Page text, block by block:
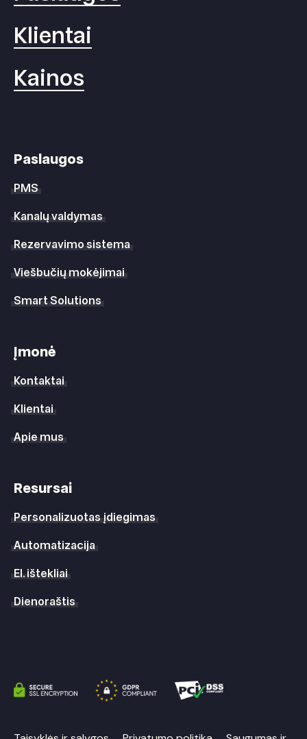
Klientai
Kainos
Paslaugos
PMS
Kanalų valdymas
Rezervavimo sistema
Viešbučių mokėjimai
Smart Solutions
Įmonė
Kontaktai
Klientai
Apie mus
Resursai
Personalizuotas įdiegimas
Automatizacija
El. ištekliai
Dienoraštis